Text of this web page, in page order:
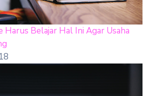
Harus Belajar Hal Ini Agar Usaha